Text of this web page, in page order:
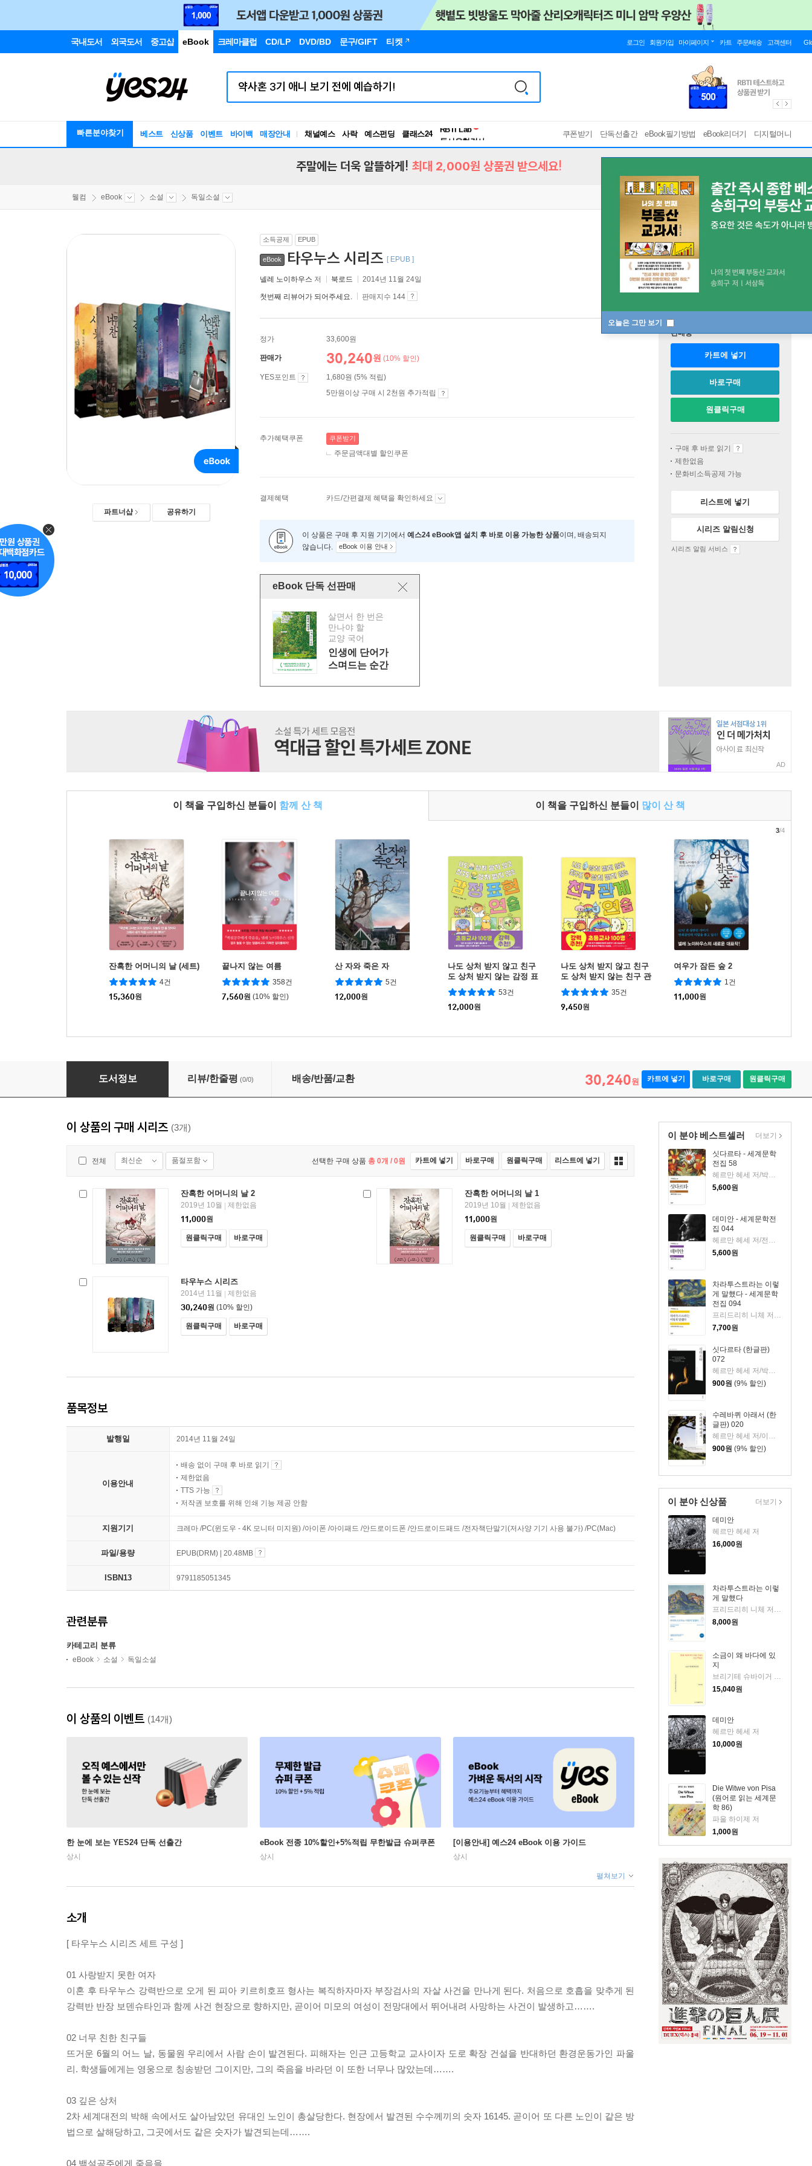
국내도서 외국도서 중고샵 eBook 크레마클럽 CD/LP DVD/BD 문구/GIFT 티켓 로그인 회원가입 마이페이지 카트 주문/배송 고객센터
빠른분야찾기 베스트 신상품 이벤트 바이백 매장안내 채널예스 사락 예스펀딩 클래스24
독서유형검사
쿠폰받기 단독선출간 eBook필기방법 eBook리더기 디지털머니
오늘은 그만 보기
주말에는 더욱 알뜰하게! 최대 2,000원 상품권 받으세요!
웰컴 eBook 소설 독일소설
파트너샵 공유하기
소득공제 EPUB
eBook 타우누스 시리즈 [ EPUB ]
넬레 노이하우스 저 북로드 2014년 11월 24일
첫번째 리뷰어가 되어주세요. 판매지수 144
정가 33,600원
판매가 30,240원 (10% 할인)
YES포인트
1,680원 (5% 적립)
5만원이상 구매 시 2천원 추가적립
추가혜택쿠폰 쿠폰받기
주문금액대별 할인쿠폰
결제혜택 카드/간편결제 혜택을 확인하세요
이 상품은 구매 후 지원 기기에서 예스24 eBook앱 설치 후 바로 이용 가능한 상품이며, 배송되지
않습니다.
eBook 이용 안내
eBook 단독 선판매
살면서 한 번은
만나야 할
교양 국어
인생에 단어가
스며드는 순간
판매중
카트에 넣기
바로구매
원클릭구매
구매 후 바로 읽기
제한없음
문화비소득공제 가능
리스트에 넣기
시리즈 알림신청
시리즈 알림 서비스
AD
이 책을 구입하신 분들이 함께 산 책 이 책을 구입하신 분들이 많이 산 책
잔혹한 어머니의 날 (세트)
4건
15,360원
끝나지 않는 여름
358건
7,560원 (10% 할인)
산 자와 죽은 자
5건
12,000원
나도 상처 받지 않고 친구
도 상처 받지 않는 감정 표
현 연습
53건
12,000원
나도 상처 받지 않고 친구
도 상처 받지 않는 친구 관
계 연습
35건
9,450원
여우가 잠든 숲 2
1건
11,000원
3/4
타우누스 시리즈
도서정보 리뷰/한줄평 (0/0) 배송/반품/교환 30,240원 카트에 넣기 바로구매 원클릭구매
이 분야 베스트셀러
싯다르타 - 세계문학
전집 58
5,600원
데미안 - 세계문학전
집 044
5,600원
차라투스트라는 이렇
게 말했다 - 세계문학
전집 094
프리드리히 니체 저/장희창 역
7,700원
싯다르타 (한글판)
072
헤르만 헤세 저/박진권 역
900원 (9% 할인)
수레바퀴 아래서 (한
글판) 020
헤르만 헤세 저/이순학 역
900원 (9% 할인)
더보기
이 분야 신상품
데미안
헤르만 헤세 저
16,000원
차라투스트라는 이렇
게 말했다
프리드리히 니체 저/김익성 역
8,000원
소금이 왜 바다에 있
지
브리기테 슈바이거 저/박광자 역
15,040원
데미안
헤르만 헤세 저
10,000원
Die Witwe von Pisa
(원어로 읽는 세계문
학 86)
파울 하이제 저
1,000원
더보기
이 상품의 구매 시리즈 (3개)
전체 최신순 품절포함 선택한 구매 상품 총 0개 / 0원 카트에 넣기 바로구매 원클릭구매 리스트에 넣기
잔혹한 어머니의 날 2
2019년 10월 | 제한없음
11,000원
원클릭구매 바로구매
잔혹한 어머니의 날 1
2019년 10월 | 제한없음
11,000원
원클릭구매 바로구매
타우누스 시리즈
2014년 11월 | 제한없음
30,240원 (10% 할인)
원클릭구매 바로구매
품목정보
발행일 2014년 11월 24일
이용안내
배송 없이 구매 후 바로 읽기
제한없음
TTS 가능
저작권 보호를 위해 인쇄 기능 제공 안함
지원기기 크레마 /PC(윈도우 - 4K 모니터 미지원) /아이폰 /아이패드 /안드로이드폰 /안드로이드패드 /전자책단말기(저사양 기기 사용 불가) /PC(Mac)
파일/용량 EPUB(DRM) | 20.48MB
ISBN13 9791185051345
관련분류
카테고리 분류
eBook 소설 독일소설
이 상품의 이벤트 (14개)
한 눈에 보는 YES24 단독 선출간
상시
eBook 전종 10%할인+5%적립 무한발급 슈퍼쿠폰
상시
[이용안내] 예스24 eBook 이용 가이드
상시
펼쳐보기
소개
[ 타우누스 시리즈 세트 구성 ]
01 사랑받지 못한 여자
이혼 후 타우누스 강력반으로 오게 된 피아 키르히호프 형사는 복직하자마자 부장검사의 자살 사건을 만나게 된다. 처음으로 호흡을 맞추게 된
강력반 반장 보덴슈타인과 함께 사건 현장으로 향하지만, 곧이어 미모의 여성이 전망대에서 뛰어내려 사망하는 사건이 발생하고…….
02 너무 친한 친구들
뜨거운 6월의 어느 날, 동물원 우리에서 사람 손이 발견된다. 피해자는 인근 고등학교 교사이자 도로 확장 건설을 반대하던 환경운동가인 파울
리. 학생들에게는 영웅으로 칭송받던 그이지만, 그의 죽음을 바라던 이 또한 너무나 많았는데…….
03 깊은 상처
2차 세계대전의 박해 속에서도 살아남았던 유대인 노인이 총살당한다. 현장에서 발견된 수수께끼의 숫자 16145. 곧이어 또 다른 노인이 같은 방
법으로 살해당하고, 그곳에서도 같은 숫자가 발견되는데…….
04 백설공주에게 죽음을